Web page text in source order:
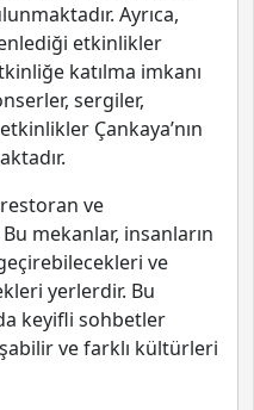
Ayrıca,
etkinlikler
katılma imkanı
sergiler,
Çankaya’nın
ve
mekanlar, insanların
ve
yerlerdir. Bu
keyifli sohbetler
ve farklı kültürleri